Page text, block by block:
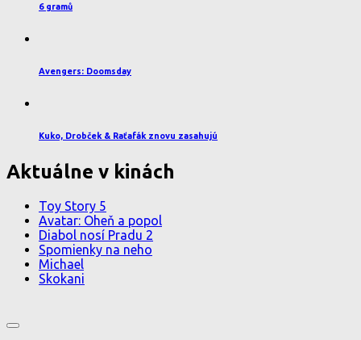
6 gramů
Avengers: Doomsday
Kuko, Drobček & Raťafák znovu zasahujú
Aktuálne v kinách
Toy Story 5
Avatar: Oheň a popol
Diabol nosí Pradu 2
Spomienky na neho
Michael
Skokani